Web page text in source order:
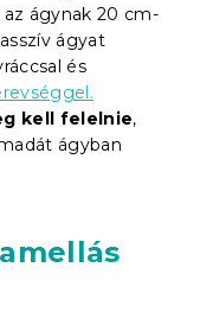
ágynak 20 cm-
ágyat
és
kell felelnie,
ágyban